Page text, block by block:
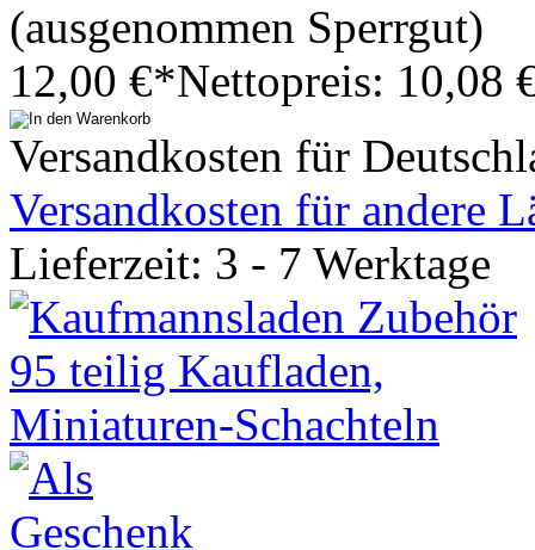
(ausgenommen Sperrgut)
12,00 €*Nettopreis: 10,08
Versandkosten für
Versandkosten für andere
Lieferzeit: 3 - 7 Werktage